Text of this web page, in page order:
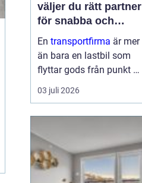
väljer du rätt partner
för snabba och
trygga leveranser
En transportfirma är mer
än bara en lastbil som
flyttar gods från punkt A
till punkt B. Rätt partner
påverkar din
och till och med ditt
varumärke. När tiderna
är pressade, kunder...
03 juli 2026